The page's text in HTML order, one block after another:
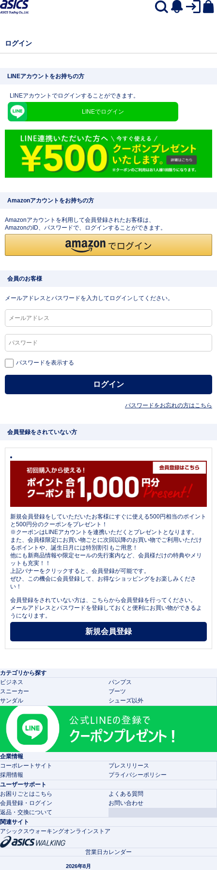
ログイン
LINEアカウントをお持ちの方
LINEアカウントでログインすることができます。
LINEでログイン
Amazonアカウントをお持ちの方
Amazonアカウントを利用して会員登録されたお客様は、
AmazonのID、パスワードで、ログインすることができます。
会員のお客様
メールアドレスとパスワードを入力してログインしてください。
パスワードを表示する
パスワードをお忘れの方はこちら
会員登録をされていない方
新規会員登録をしていただいたお客様にすぐに使える500円相当のポイント
と500円分のクーポンをプレゼント！
※クーポンはLINEアカウントを連携いただくとプレゼントとなります。
また、会員様限定にお買い物ごとに次回以降のお買い物でご利用いただけ
るポイントや、誕生日月には特別割引もご用意！
他にも新商品情報や限定セールの先行案内など、会員様だけの特典やメリ
ットも充実！！
上記バナーをクリックすると、会員登録が可能です。
ぜひ、この機会に会員登録して、お得なショッピングをお楽しみくださ
い！
会員登録をされていない方は、こちらから会員登録を行ってください。
メールアドレスとパスワードを登録しておくと便利にお買い物ができるよ
うになります。
カテゴリから探す
ビジネス
パンプス
スニーカー
ブーツ
サンダル
シューズ以外
企業情報
コーポレートサイト
プレスリリース
採用情報
プライバシーポリシー
ユーザーサポート
お困りごとはこちら
よくある質問
会員登録・ログイン
お問い合わせ
返品・交換について
関連サイト
アシックスウォーキングオンラインストア
営業日カレンダー
2026年8月